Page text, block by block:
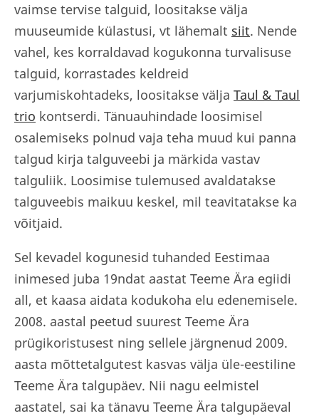
vaimse tervise talguid, loositakse välja
muuseumide külastusi, vt lähemalt siit. Nende
vahel, kes korraldavad kogukonna turvalisuse
talguid, korrastades keldreid
varjumiskohtadeks, loositakse välja Taul & Taul
trio kontserdi. Tänuauhindade loosimisel
osalemiseks polnud vaja teha muud kui panna
talgud kirja talguveebi ja märkida vastav
talguliik. Loosimise tulemused avaldatakse
talguveebis maikuu keskel, mil teavitatakse ka
võitjaid.
Sel kevadel kogunesid tuhanded Eestimaa
inimesed juba 19ndat aastat Teeme Ära egiidi
all, et kaasa aidata kodukoha elu edenemisele.
2008. aastal peetud suurest Teeme Ära
prügikoristusest ning sellele järgnenud 2009.
aasta mõttetalgutest kasvas välja üle-eestiline
Teeme Ära talgupäev. Nii nagu eelmistel
aastatel, sai ka tänavu Teeme Ära talgupäeval